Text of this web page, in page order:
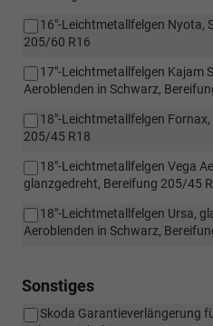
16"-Leichtmetallfelgen Nyota,
205/60 R16
17"-Leichtmetallfelgen Kajam
Aeroblenden in Schwarz,
18"-Leichtmetallfelgen Fornax,
205/45 R18
18"-Leichtmetallfelgen Vega
glanzgedreht, Bereifung 205/45
18"-Leichtmetallfelgen Ursa,
Aeroblenden in Schwarz,
Sonstiges
Skoda Garantieverlängerung